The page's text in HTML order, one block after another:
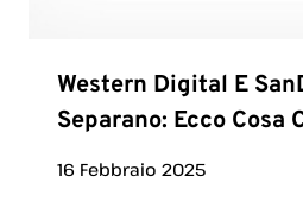
Western Digital E
Separano: Ecco Cosa
16 Febbraio 2025